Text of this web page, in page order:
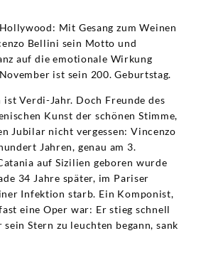
Mit Gesang zum Weinen
Bellini sein Motto und
auf die emotionale Wirkung
ist sein 200. Geburtstag.
Verdi-Jahr. Doch Freunde des
Kunst der schönen Stimme,
Jubilar nicht vergessen: Vincenzo
Jahren, genau am 3.
auf Sizilien geboren wurde
34 Jahre später, im Pariser
Infektion starb. Ein Komponist,
eine Oper war: Er stieg schnell
Stern zu leuchten begann, sank